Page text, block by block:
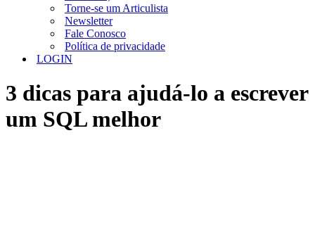
Torne-se um Articulista
Newsletter
Fale Conosco
Política de privacidade
LOGIN
3 dicas para ajudá-lo a escrever
um SQL melhor